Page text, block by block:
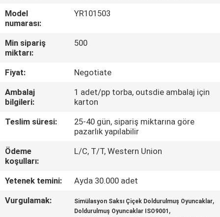
TURU
KALITE
KONTROL
BIZIMLE
ILETIŞIME
HABERLER
BIR
Model
numarası:
YR101503
Min sipariş
miktarı:
500
Fiyat:
Negotiate
Ambalaj
bilgileri:
1 adet/pp torba, outsdie ambalaj için
karton
Teslim süresi:
25-40 gün, sipariş miktarına göre
pazarlık yapılabilir
Ödeme
koşulları:
L/C, T/T, Western Union
Yetenek temini:
Ayda 30.000 adet
Vurgulamak:
Simülasyon Saksı Çiçek Doldurulmuş Oyuncaklar,
Doldurulmuş Oyuncaklar ISO9001 ,